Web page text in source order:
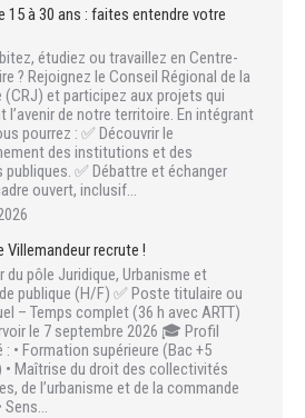
15 à 30 ans : faites entendre votre
étudiez ou travaillez en Centre-
? Rejoignez le Conseil Régional de la
(CRJ) et participez aux projets qui
l’avenir de notre territoire. En intégrant
pourrez : ✅ Découvrir le
des institutions et des
✅ Débattre et échanger
ouvert, inclusif…
Villemandeur recrute !
du pôle Juridique, Urbanisme et
publique (H/F) ✅ Poste titulaire ou
– Temps complet (36 h avec ARTT)
le 7 septembre 2026 🎓 Profil
: • Formation supérieure (Bac +5
• Maîtrise du droit des collectivités
de l’urbanisme et de la commande
Sens…